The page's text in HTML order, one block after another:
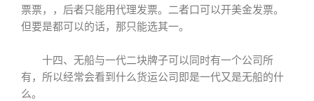
票票，，后者只能用代理发票。二者口可以开美金发票。
但要是都可以的话，那只能选其一。
十四、无船与一代二块牌子可以同时有一个公司所
有，所以经常会看到什么货运公司即是一代又是无船的什
么。